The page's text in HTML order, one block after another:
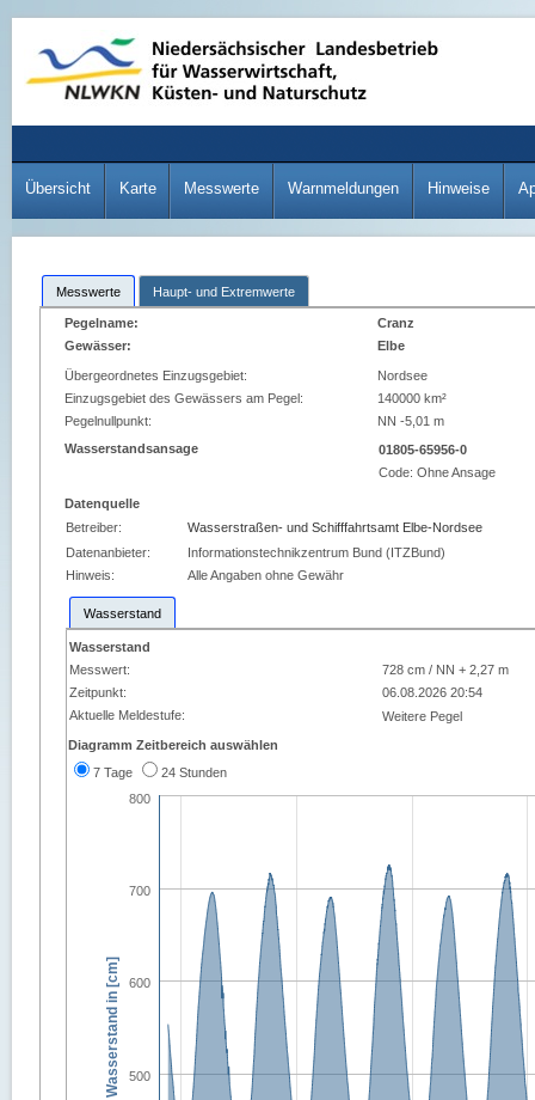
Übersicht Karte Messwerte Warnmeldungen Hinweise
Messwerte Haupt- und Extremwerte
Pegelname:
Cranz
Gewässer:
Elbe
Übergeordnetes Einzugsgebiet:
Nordsee
Einzugsgebiet des Gewässers am Pegel:
140000 km²
Pegelnullpunkt:
NN -5,01 m
Wasserstandsansage
01805-65956-0
Code:Ohne Ansage
Datenquelle
Betreiber:
Wasserstraßen- und Schifffahrtsamt Elbe-Nordsee
Datenanbieter:
Informationstechnikzentrum Bund (ITZBund)
Hinweis:
Alle Angaben ohne Gewähr
Wasserstand
Wasserstand
Messwert:
728 cm / NN + 2,27 m
Zeitpunkt:
06.08.2026 20:54
Aktuelle Meldestufe:
Weitere Pegel
Diagramm Zeitbereich auswählen
7 Tage
24 Stunden
Wasserstand in [cm] 500
600
700
800